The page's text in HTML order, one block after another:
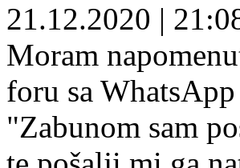
21.12.2020 |
Moram
foru sa
"Zabunom sam